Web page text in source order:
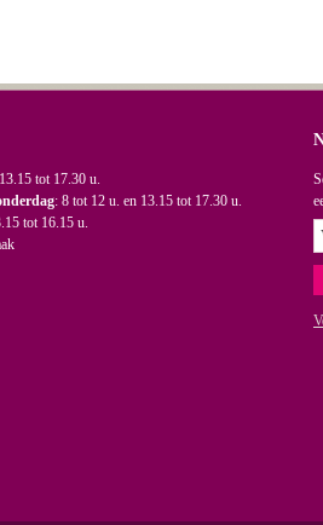
tot 17.30 u.
: 8 tot 12 u. en 13.15 tot 17.30 u.
tot 16.15 u.